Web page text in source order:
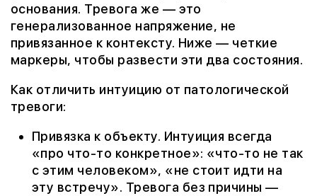
основания. Тревога же — это
генерализованное напряжение, не
привязанное к контексту. Ниже — четкие
маркеры, чтобы развести эти два состояния.
Как отличить интуицию от патологической
тревоги:
Привязка к объекту. Интуиция всегда
«про что-то конкретное»: «что-то не так
с этим человеком», «не стоит идти на
эту встречу». Тревога без причины —